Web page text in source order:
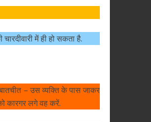
में ही हो सकता है.
– उस व्यक्ति के पास जाकर
कारगर लगे वह करें.